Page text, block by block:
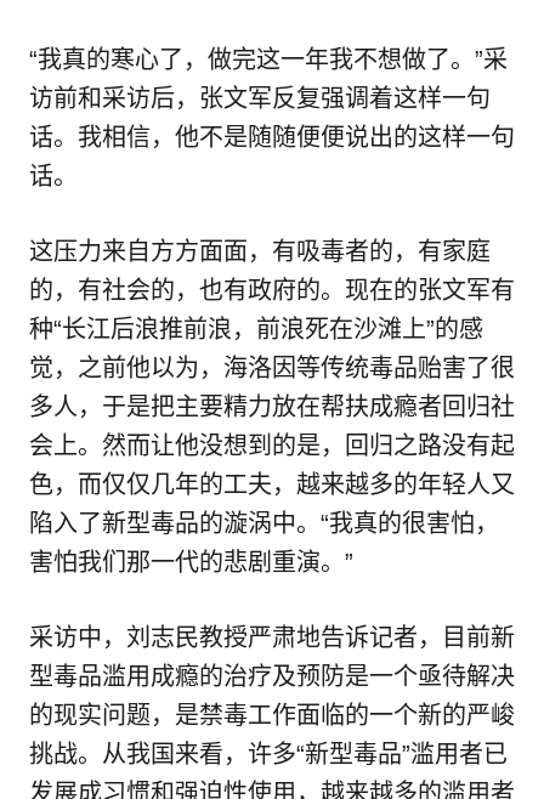
“我真的寒心了，做完这一年我不想做了。”采
访前和采访后，张文军反复强调着这样一句
话。我相信，他不是随随便便说出的这样一句
话。
这压力来自方方面面，有吸毒者的，有家庭
的，有社会的，也有政府的。现在的张文军有
种“长江后浪推前浪，前浪死在沙滩上”的感
觉，之前他以为，海洛因等传统毒品贻害了很
多人，于是把主要精力放在帮扶成瘾者回归社
会上。然而让他没想到的是，回归之路没有起
色，而仅仅几年的工夫，越来越多的年轻人又
陷入了新型毒品的漩涡中。“我真的很害怕，
害怕我们那一代的悲剧重演。”
采访中，刘志民教授严肃地告诉记者，目前新
型毒品滥用成瘾的治疗及预防是一个亟待解决
的现实问题，是禁毒工作面临的一个新的严峻
挑战。从我国来看，许多“新型毒品”滥用者已
发展成习惯和强迫性使用，越来越多的滥用者